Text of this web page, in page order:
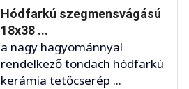
Hódfarkú szegmensvágású
18x38 ...
a nagy hagyománnyal
rendelkező tondach hódfarkú
kerámia tetőcserép ...